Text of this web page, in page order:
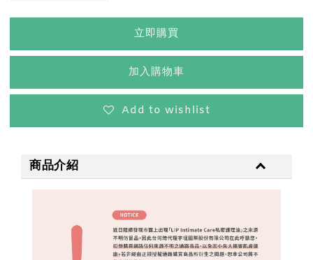
立即購買
加入購物車
Add to wishlist
商品介紹